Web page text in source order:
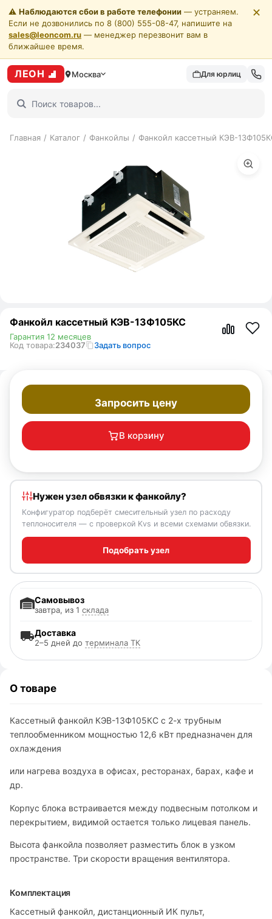
⚠️ Наблюдаются сбои в работе телефонии — устраняем.
Если не дозвонились по 8 (800) 555-08-47, напишите на
sales@leoncom.ru — менеджер перезвонит вам в
ближайшее время.
✕
ЛЕОН Москва Для юрлиц
Главная / Каталог / Фанкойлы / Фанкойл кассетный КЭВ-
Фанкойл кассетный КЭВ-13Ф105КС
Код товара:234037 Задать вопрос
Гарантия 12 месяцев
Запросить цену
В корзину
Нужен узел обвязки к фанкойлу?
Конфигуратор подберёт смесительный узел по расходу
теплоносителя — с проверкой Kvs и всеми схемами обвязки.
Подобрать узел
Доставка
2–5 дней до терминала ТК
Самовывоз
завтра, из 1 склада
О товаре
Кассетный фанкойл КЭВ-13Ф105КС с 2-х трубным
теплообменником мощностью 12,6 кВт предназначен для
охлаждения
или нагрева воздуха в офисах, ресторанах, барах, кафе и
др.
Корпус блока встраивается между подвесным потолком и
перекрытием, видимой остается только лицевая панель.
Высота фанкойла позволяет разместить блок в узком
пространстве. Три скорости вращения вентилятора.
Комплектация
Кассетный фанкойл, дистанционный ИК пульт,